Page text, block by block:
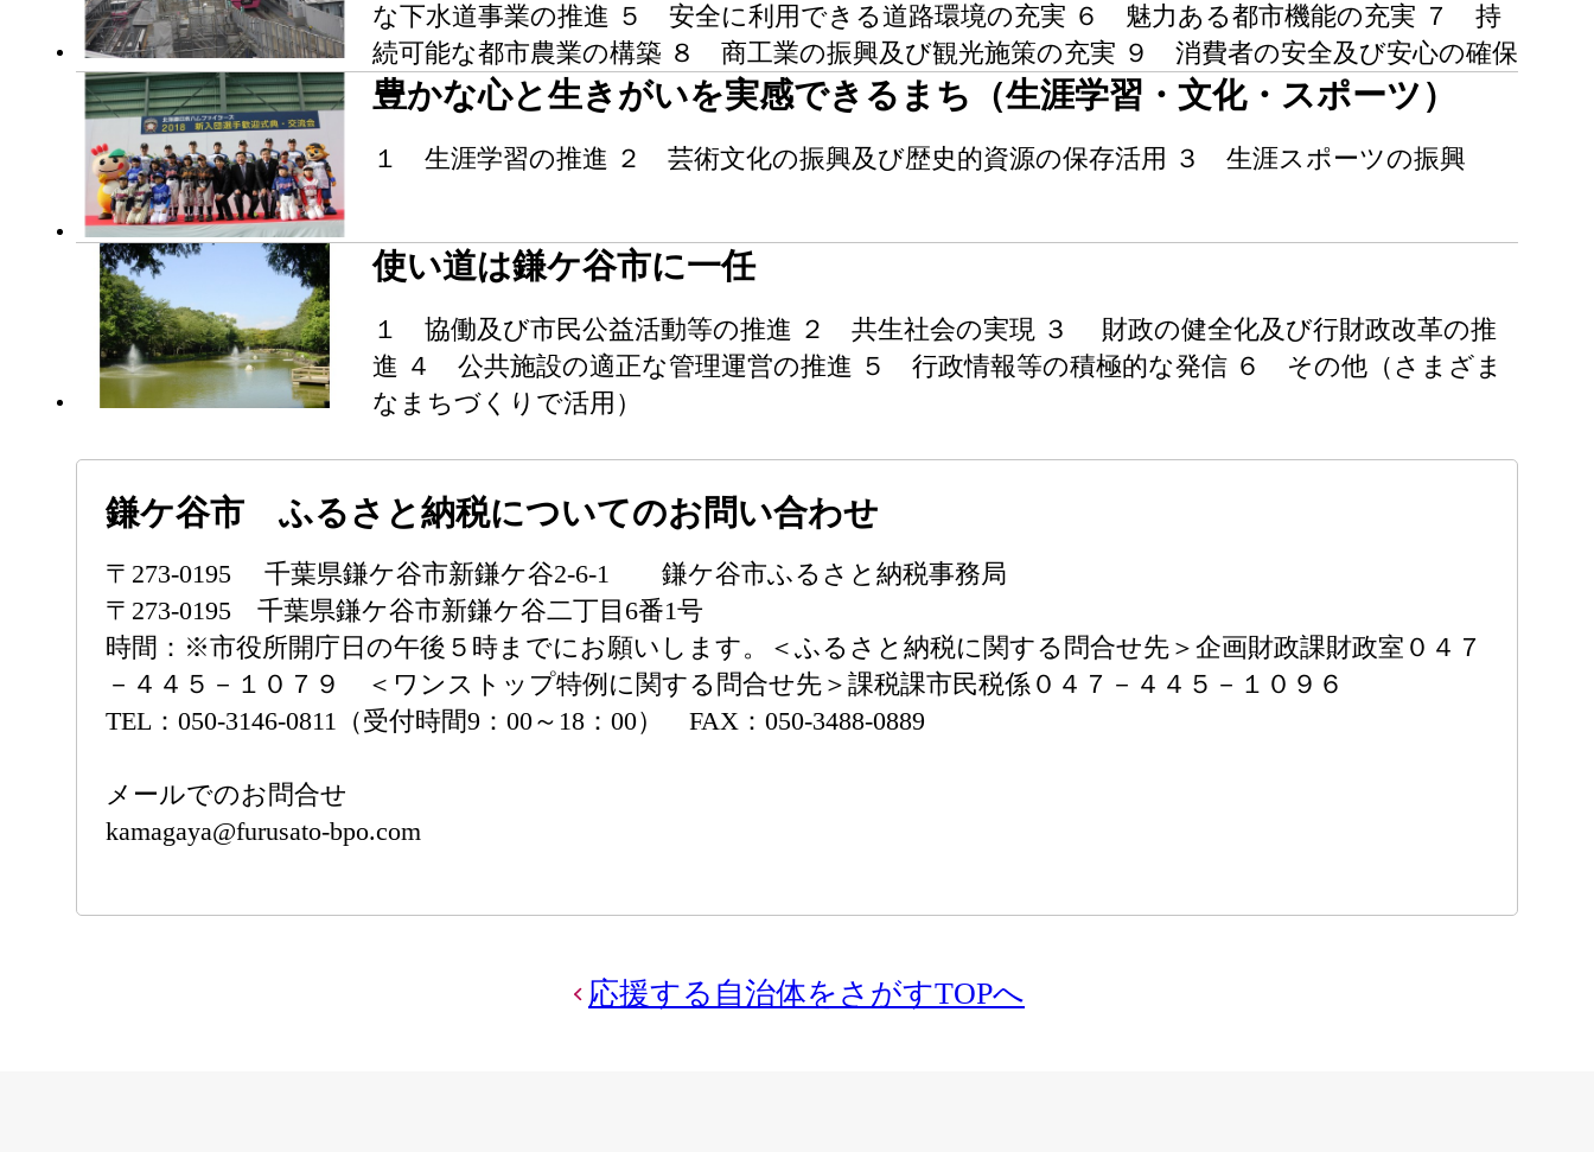
な下水道事業の推進 ５ 安全に利用できる道路環境の充実 ６ 魅力ある都市機能の充実 ７ 持
続可能な都市農業の構築 ８ 商工業の振興及び観光施策の充実 ９ 消費者の安全及び安心の確保
豊かな心と生きがいを実感できるまち（生涯学習・文化・スポーツ）
１ 生涯学習の推進 ２ 芸術文化の振興及び歴史的資源の保存活用 ３ 生涯スポーツの振興
使い道は鎌ケ谷市に一任
１ 協働及び市民公益活動等の推進 ２ 共生社会の実現 ３ 財政の健全化及び行財政改革の推
進 ４ 公共施設の適正な管理運営の推進 ５ 行政情報等の積極的な発信 ６ その他（さまざま
なまちづくりで活用）
鎌ケ谷市 ふるさと納税についてのお問い合わせ
〒273-0195 千葉県鎌ケ谷市新鎌ケ谷2-6-1 鎌ケ谷市ふるさと納税事務局
〒273-0195 千葉県鎌ケ谷市新鎌ケ谷二丁目6番1号
時間：※市役所開庁日の午後５時までにお願いします。＜ふるさと納税に関する問合せ先＞企画財政課財政室０４７
－４４５－１０７９ ＜ワンストップ特例に関する問合せ先＞課税課市民税係０４７－４４５－１０９６
TEL：050-3146-0811（受付時間9：00～18：00） FAX：050-3488-0889
メールでのお問合せ
kamagaya@furusato-bpo.com
応援する自治体をさがすTOPへ